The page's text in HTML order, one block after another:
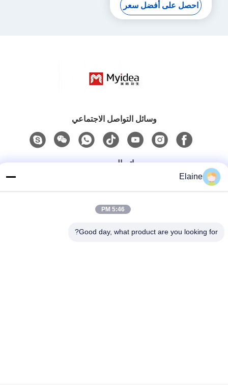
احصل على أفضل سعر
وسائل التواصل الاجتماعي
اتصال سريع
الهاتف
13927771320@139.com
Elaine
5:46 PM
Good day, what product are you looking for?